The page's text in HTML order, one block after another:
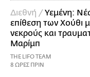
Διεθνή /Υεμένη:
επίθεση των Χούθι
νεκρούς και
Μαρίμπ
THE LIFO TEAM
8 ΩΡΕΣ ΠΡΙΝ